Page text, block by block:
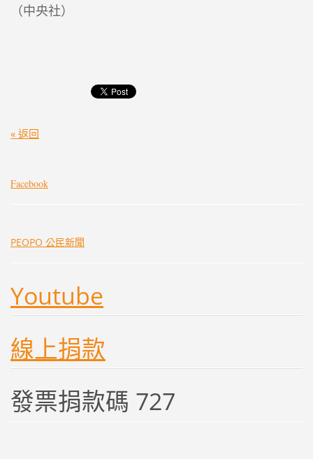
（中央社）
« 返回
Facebook
PEOPO 公民新聞
Youtube
線上捐款
發票捐款碼 727